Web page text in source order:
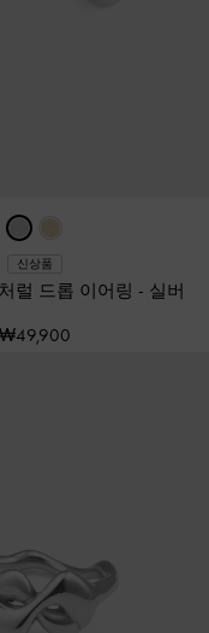
신상품
럴 드롭 이어링 - 실버
₩49,900